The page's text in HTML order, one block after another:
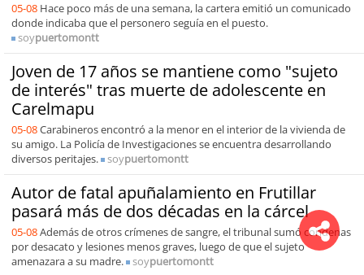
05-08 Hace poco más de una semana, la cartera emitió un comunicado
donde indicaba que el personero seguía en el puesto.
soypuertomontt
Joven de 17 años se mantiene como "sujeto
de interés" tras muerte de adolescente en
Carelmapu
05-08Carabineros encontró a la menor en el interior de la vivienda de
su amigo. La Policía de Investigaciones se encuentra desarrollando
diversos peritajes.
soypuertomontt
Autor de fatal apuñalamiento en Frutillar
pasará más de dos décadas en la cárcel
05-08Además de otros crímenes de sangre, el tribunal sumó condenas
por desacato y lesiones menos graves, luego de que el sujeto
amenazara a su madre.
soypuertomontt